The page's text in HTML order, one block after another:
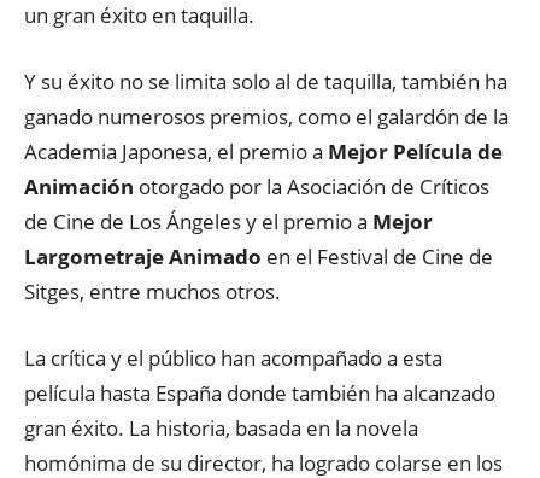
un gran éxito en taquilla.
Y su éxito no se limita solo al de taquilla, también ha
ganado numerosos premios, como el galardón de la
Academia Japonesa, el premio a Mejor Película de
Animación otorgado por la Asociación de Críticos
de Cine de Los Ángeles y el premio a Mejor
Largometraje Animado en el Festival de Cine de
Sitges, entre muchos otros.
La crítica y el público han acompañado a esta
película hasta España donde también ha alcanzado
gran éxito. La historia, basada en la novela
homónima de su director, ha logrado colarse en los